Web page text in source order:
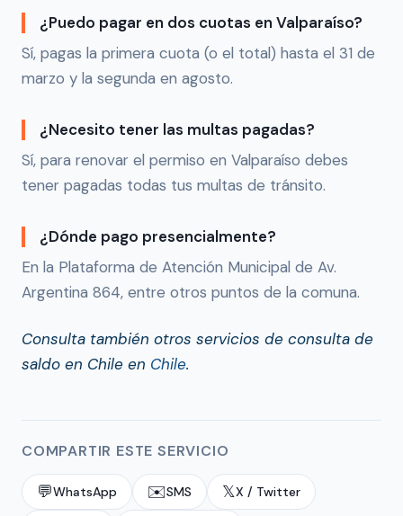
¿Puedo pagar en dos cuotas en Valparaíso?
Sí, pagas la primera cuota (o el total) hasta el 31 de
marzo y la segunda en agosto.
¿Necesito tener las multas pagadas?
Sí, para renovar el permiso en Valparaíso debes
tener pagadas todas tus multas de tránsito.
¿Dónde pago presencialmente?
En la Plataforma de Atención Municipal de Av.
Argentina 864, entre otros puntos de la comuna.
Consulta también otros servicios de consulta de
saldo en Chile en Chile.
COMPARTIR ESTE SERVICIO
💬WhatsApp ✉️SMS 𝕏X / Twitter